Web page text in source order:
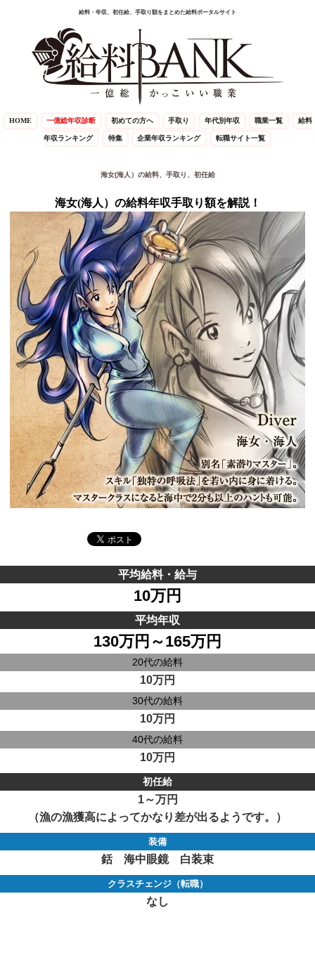
給料・年収、初任給、手取り額をまとめた給料ポータルサイト
HOME 一億総年収診断 初めての方へ 手取り 年代別年収 職業一覧 給料
年収ランキング 特集 企業年収ランキング 転職サイト一覧
海女(海人）の給料、手取り、初任給
海女(海人）の給料年収手取り額を解説！
平均給料・給与
10万円
平均年収
130万円～165万円
20代の給料
10万円
30代の給料
10万円
40代の給料
10万円
初任給
1～万円
（漁の漁獲高によってかなり差が出るようです。）
装備
銛 海中眼鏡 白装束
クラスチェンジ（転職）
なし